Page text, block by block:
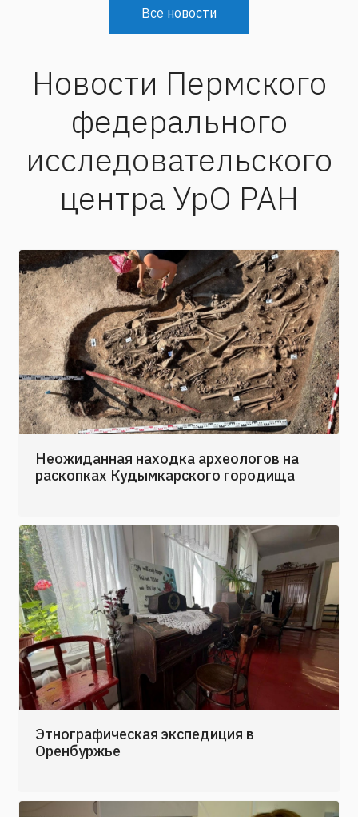
Все новости
Новости Пермского
федерального
исследовательского
центра УрО РАН
Неожиданная находка археологов на
раскопках Кудымкарского городища
Этнографическая экспедиция в
Оренбуржье